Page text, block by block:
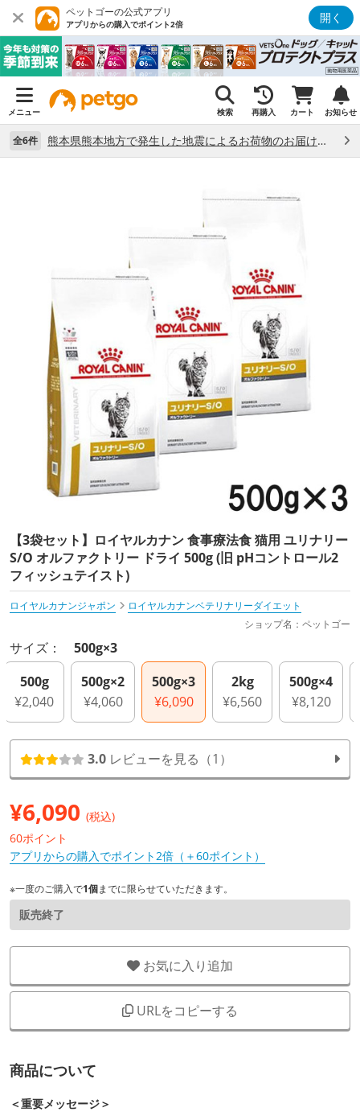
ペットゴーの公式アプリ
アプリからの購入でポイント2倍 開く
メニュー 検索 再購入 カート お知らせ
全6件 熊本県熊本地方で発生した地震によるお荷物のお届け状況について （7/28）
【3袋セット】ロイヤルカナン 食事療法食 猫用 ユリナリー
S/O オルファクトリー ドライ 500g (旧 pHコントロール2
フィッシュテイスト)
ロイヤルカナンジャポン
ロイヤルカナンベテリナリーダイエット
ショップ名：ペットゴー
サイズ： 500g×3
500g
¥2,040
500g×2
¥4,060
500g×3
¥6,090
2kg
¥6,560
500g×4
¥8,120
3.0 レビューを見る（1）
¥6,090 (税込)
60ポイント
アプリからの購入でポイント2倍（＋60ポイント）
※一度のご購入で1個までに限らせていただきます。
販売終了
お気に入り追加
URLをコピーする
商品について
＜重要メッセージ＞